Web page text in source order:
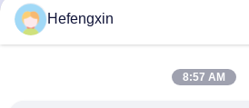
Hefengxin
8:57 AM